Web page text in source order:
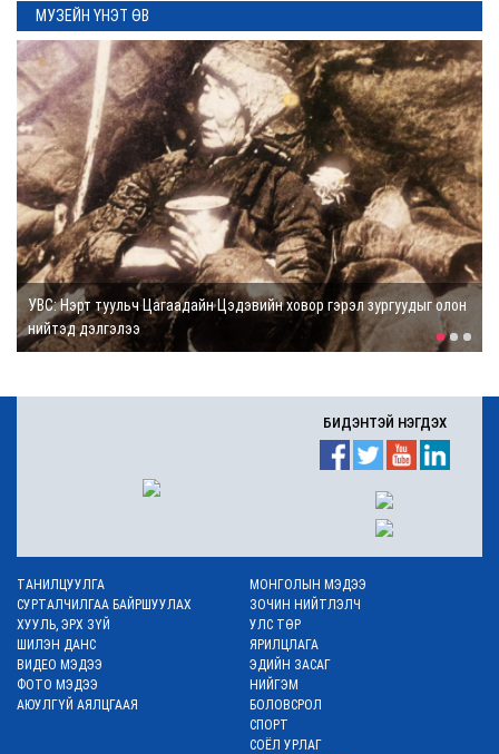
Зэвсэгт хүчний
хамтарсан хээрийн
сургууль болов
1 өдөр
БНХАУ-аас сар бүр
12-15 мянган тонн
АИ-92 авто бензин
тогтмол нийлүүлэх
хүсэлт тавилаа
1 өдөр
Алхах нь таргалалт,
чихрийн шижин,
ДОРНОГОВЬ:Нийт
Нүдний эрүүл
МУЗЕЙН ҮНЭТ ӨВ
ЗАВХАН: Чулуун тээрэм уламжлалт аж ахуй, суурин соёлын ул
мөрийг өгүүлдэг
БИДЭНТЭЙ НЭГДЭХ
ТАНИЛЦУУЛГА
СУРТАЛЧИЛГАА БАЙРШУУЛАХ
ХУУЛЬ, ЭРХ ЗҮЙ
ШИЛЭН ДАНС
ВИДЕО МЭДЭЭ
ФОТО МЭДЭЭ
АЮУЛГҮЙ АЯЛЦГААЯ
МОНГОЛЫН МЭДЭЭ
ЗОЧИН НИЙТЛЭЛЧ
УЛС ТӨР
ЯРИЛЦЛАГА
ЭДИЙН ЗАСАГ
НИЙГЭМ
БОЛОВСРОЛ
СПОРТ
СОЁЛ УРЛАГ